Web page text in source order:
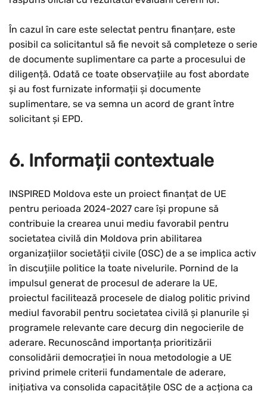
În cazul în care este selectat pentru finanțare, este
posibil ca solicitantul să fie nevoit să completeze o serie
de documente suplimentare ca parte a procesului de
diligență. Odată ce toate observațiile au fost abordate
și au fost furnizate informații și documente
suplimentare, se va semna un acord de grant între
solicitant și EPD.
6. Informații contextuale
INSPIRED Moldova este un proiect finanțat de UE
pentru perioada 2024-2027 care își propune să
contribuie la crearea unui mediu favorabil pentru
societatea civilă din Moldova prin abilitarea
organizațiilor societății civile (OSC) de a se implica activ
în discuțiile politice la toate nivelurile. Pornind de la
impulsul generat de procesul de aderare la UE,
proiectul facilitează procesele de dialog politic privind
mediul favorabil pentru societatea civilă și planurile și
programele relevante care decurg din negocierile de
aderare. Recunoscând importanța prioritizării
consolidării democrației în noua metodologie a UE
privind primele criterii fundamentale de aderare,
inițiativa va consolida capacitățile OSC de a acționa ca